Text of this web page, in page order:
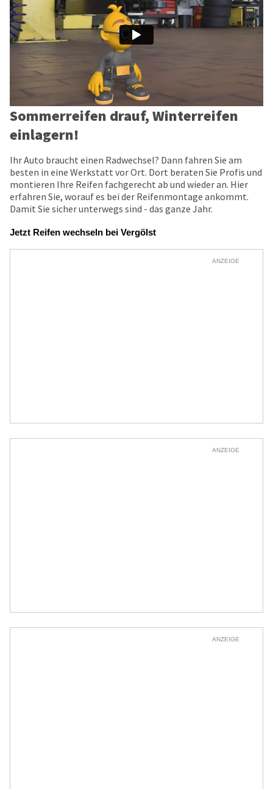
Sommerreifen drauf, Winterreifen
einlagern!
Ihr Auto braucht einen Radwechsel? Dann fahren Sie am
besten in eine Werkstatt vor Ort. Dort beraten Sie Profis und
montieren Ihre Reifen fachgerecht ab und wieder an. Hier
erfahren Sie, worauf es bei der Reifenmontage ankommt.
Damit Sie sicher unterwegs sind - das ganze Jahr.
Jetzt Reifen wechseln bei Vergölst
ANZEIGE
ANZEIGE
ANZEIGE